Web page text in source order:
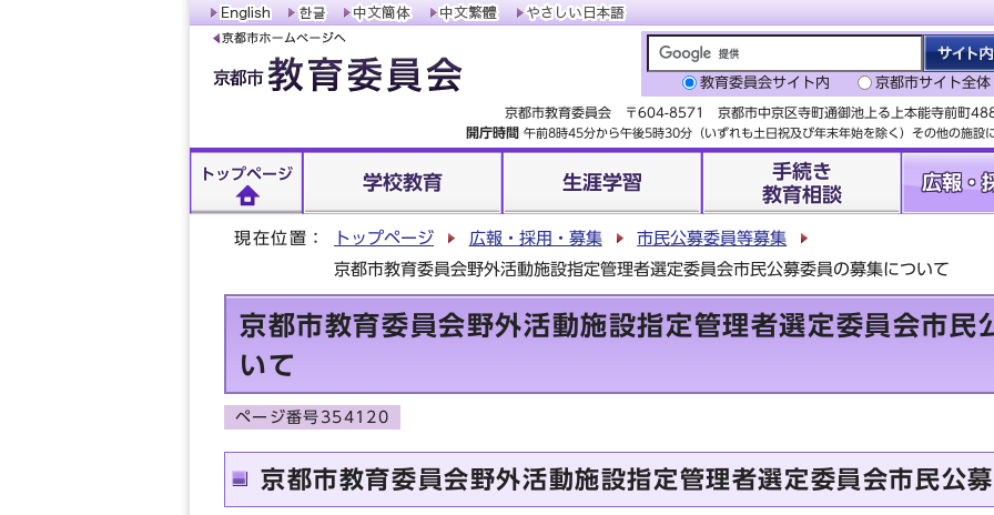
教育委員会サイト内 京都市サイト全体
京都市教育委員会 〒604-8571 京都市中京区寺町通御池上る上本能寺前町
開庁時間 午前8時45分から午後5時30分（いずれも土日祝及び年末年始を除く）その他の施設
トップページ 学校教育 生涯学習
手続き
教育相談
広報・
現在位置： トップページ 広報・採用・募集
市民公募委員等募集
京都市教育委員会野外活動施設指定管理者選定委員会市民公募委員の募集について
京都市教育委員会野外活動施設指定管理者選定委員会市民
いて
ページ番号354120
京都市教育委員会野外活動施設指定管理者選定委員会市民公